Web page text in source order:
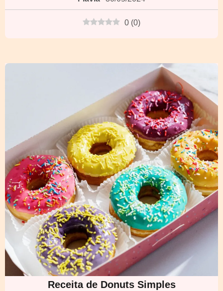
0 (0)
Receita de Donuts Simples